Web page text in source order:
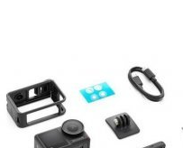
условиях, при этом
80% заряда и до 2-х
горизонт остается
противостоит